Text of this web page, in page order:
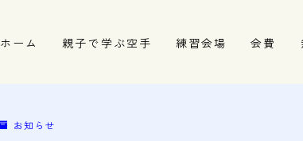
ホーム 親子で学ぶ空手 練習会場 会費
お知らせ